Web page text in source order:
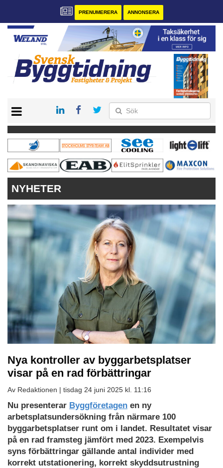
PRENUMERERA ANNONSERA
PRENUMERERA
VÅRA ANDRA MAGASIN
ANNONSERA
KONTAKT
NYHETER
Nya kontroller av byggarbetsplatser
visar på en rad förbättringar
Av Redaktionen | tisdag 24 juni 2025 kl. 11:16
Nu presenterar Byggföretagen en ny
arbetsplatsundersökning från närmare 100
byggarbetsplatser runt om i landet. Resultatet visar
på en rad framsteg jämfört med 2023. Exempelvis
syns förbättringar gällande antal individer med
korrekt utstationering, korrekt skyddsutrustning